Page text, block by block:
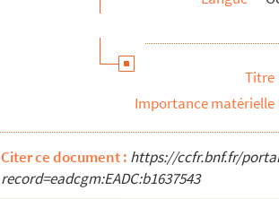
Recueils et carnets
ALB 4.94. Prières à Notre-Dame de
ALB 4.114. Épreuves corrigées
Les publications de Paul Albarel
Documents relatifs aux publications de
Titre
Importance matérielle
Citer ce document : https://ccfr.bnf.fr/
record=eadcgm:EADC:b1637543